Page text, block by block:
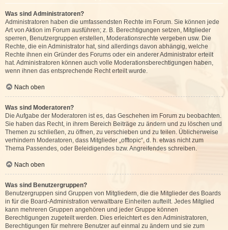
Was sind Administratoren?
Administratoren haben die umfassendsten Rechte im Forum. Sie können jede
Art von Aktion im Forum ausführen; z. B. Berechtigungen setzen, Mitglieder
sperren, Benutzergruppen erstellen, Moderationsrechte vergeben usw. Die
Rechte, die ein Administrator hat, sind allerdings davon abhängig, welche
Rechte ihnen ein Gründer des Forums oder ein anderer Administrator erteilt
hat. Administratoren können auch volle Moderationsberechtigungen haben,
wenn ihnen das entsprechende Recht erteilt wurde.
Nach oben
Was sind Moderatoren?
Die Aufgabe der Moderatoren ist es, das Geschehen im Forum zu beobachten.
Sie haben das Recht, in ihrem Bereich Beiträge zu ändern und zu löschen und
Themen zu schließen, zu öffnen, zu verschieben und zu teilen. Üblicherweise
verhindern Moderatoren, dass Mitglieder „offtopic“, d. h. etwas nicht zum
Thema Passendes, oder Beleidigendes bzw. Angreifendes schreiben.
Nach oben
Was sind Benutzergruppen?
Benutzergruppen sind Gruppen von Mitgliedern, die die Mitglieder des Boards
in für die Board-Administration verwaltbare Einheiten aufteilt. Jedes Mitglied
kann mehreren Gruppen angehören und jeder Gruppe können
Berechtigungen zugeteilt werden. Dies erleichtert es den Administratoren,
Berechtigungen für mehrere Benutzer auf einmal zu ändern und sie zum